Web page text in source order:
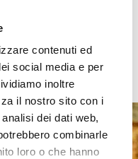
contenuti ed
social media e per
inoltre
il nostro sito con i
dei dati web,
combinarle
loro o che hanno